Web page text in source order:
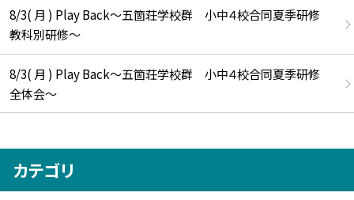
8/3( 月 ) Play Back～五箇荘学校群 小中４校合同夏季研修
教科別研修～
8/3( 月 ) Play Back～五箇荘学校群 小中４校合同夏季研修
全体会～
カテゴリ